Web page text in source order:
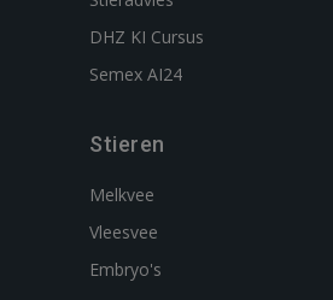
DHZ KI Cursus
Semex AI24
Stieren
Melkvee
Vleesvee
Embryo's